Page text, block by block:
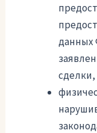
данных
сделки,